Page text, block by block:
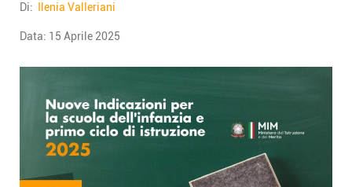
Di: Ilenia Valleriani
Data: 15 Aprile 2025